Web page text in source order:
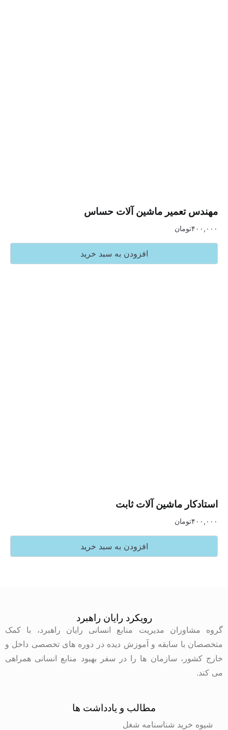
تعمیر ماشین آلات حساس
تومان
افزودن به سبد خرید
ماشین آلات ثابت
تومان
افزودن به سبد خرید
رویکرد رایان راهبرد
مدیریت منابع انسانی رایان راهبرد، با کمک
با سابقه و آموزش دیده در دوره های تخصصی داخل و
سازمان ها را در سفر بهبود منابع انسانی همراهی
مطالب و یادداشت ها
شناسنامه شغل